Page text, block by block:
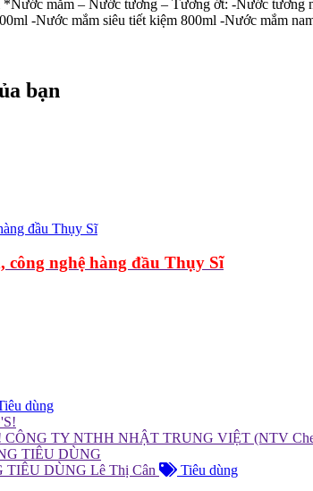
mắm – Nước tương – Tương ớt: -Nước
-Nước mắm siêu tiết kiệm 800ml -Nước mắm
bạn
nghệ hàng đầu Thụy Sĩ
dùng
CÔNG TY NTHH NHẬT TRUNG VIỆT (NTV
TIÊU DÙNG Lê Thị Cân Tiêu dùng